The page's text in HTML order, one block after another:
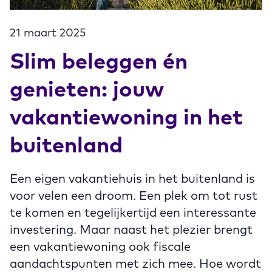
21 maart 2025
Slim beleggen én
genieten: jouw
vakantiewoning in het
buitenland
Een eigen vakantiehuis in het buitenland is
voor velen een droom. Een plek om tot rust
te komen en tegelijkertijd een interessante
investering. Maar naast het plezier brengt
een vakantiewoning ook fiscale
aandachtspunten met zich mee. Hoe wordt